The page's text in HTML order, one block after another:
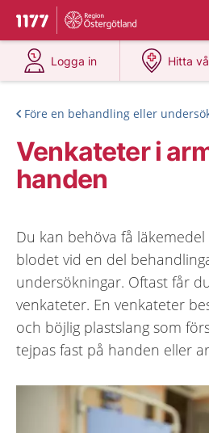
Till startsidan för 1177
Du har valt region
Logga in
på 1177.se
Hitta
på
Före en behandling eller
Venkateter i
handen
Du kan behöva få
blodet vid en del
undersökningar. Oftast får
venkateter. En venkateter
och böjlig plastslang som
tejpas fast på handen eller